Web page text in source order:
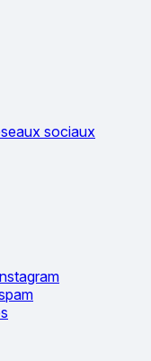
sociaux